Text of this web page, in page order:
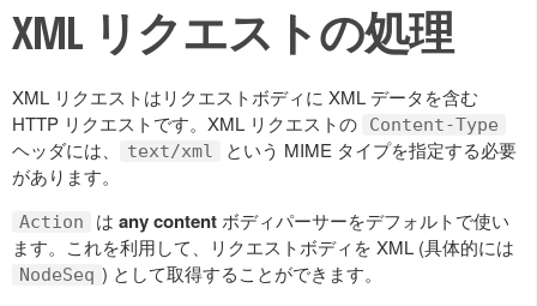
XML リクエストの処理
XML リクエストはリクエストボディに XML データを含む
HTTP リクエストです。XML リクエストの
Content-Type
ヘッダには、 text/xml
という MIME タイプを指定する必要
があります。
Action は any content ボディパーサーをデフォルトで使い
ます。これを利用して、リクエストボディを XML (具体的には
NodeSeq ) として取得することができます。